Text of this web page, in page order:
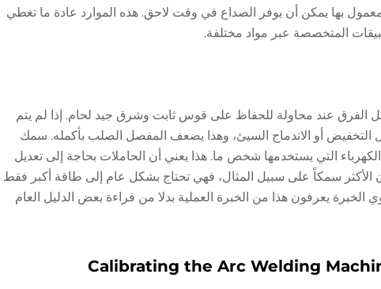
بها يمكن أن يوفر الصداع في وقت لاحق. هذه الموارد عادة ما تغطي
المتخصصة عبر مواد مختلفة.
الفرق عند محاولة للحفاظ على قوس ثابت وشرق جيد لحام. إذا لم يتم
أو الاندماج السيئ، وهذا يضعف المفصل الصلب بأكمله. سمك
التي يستخدمها شخص ما. هذا يعني أن الحاملات بحاجة إلى تعديل
الأكثر سمكاً على سبيل المثال، فهي تحتاج بشكل عام إلى طاقة أكبر فقط
يعرفون هذا من الخبرة العملية بدلا من قراءة بعض الدليل العام